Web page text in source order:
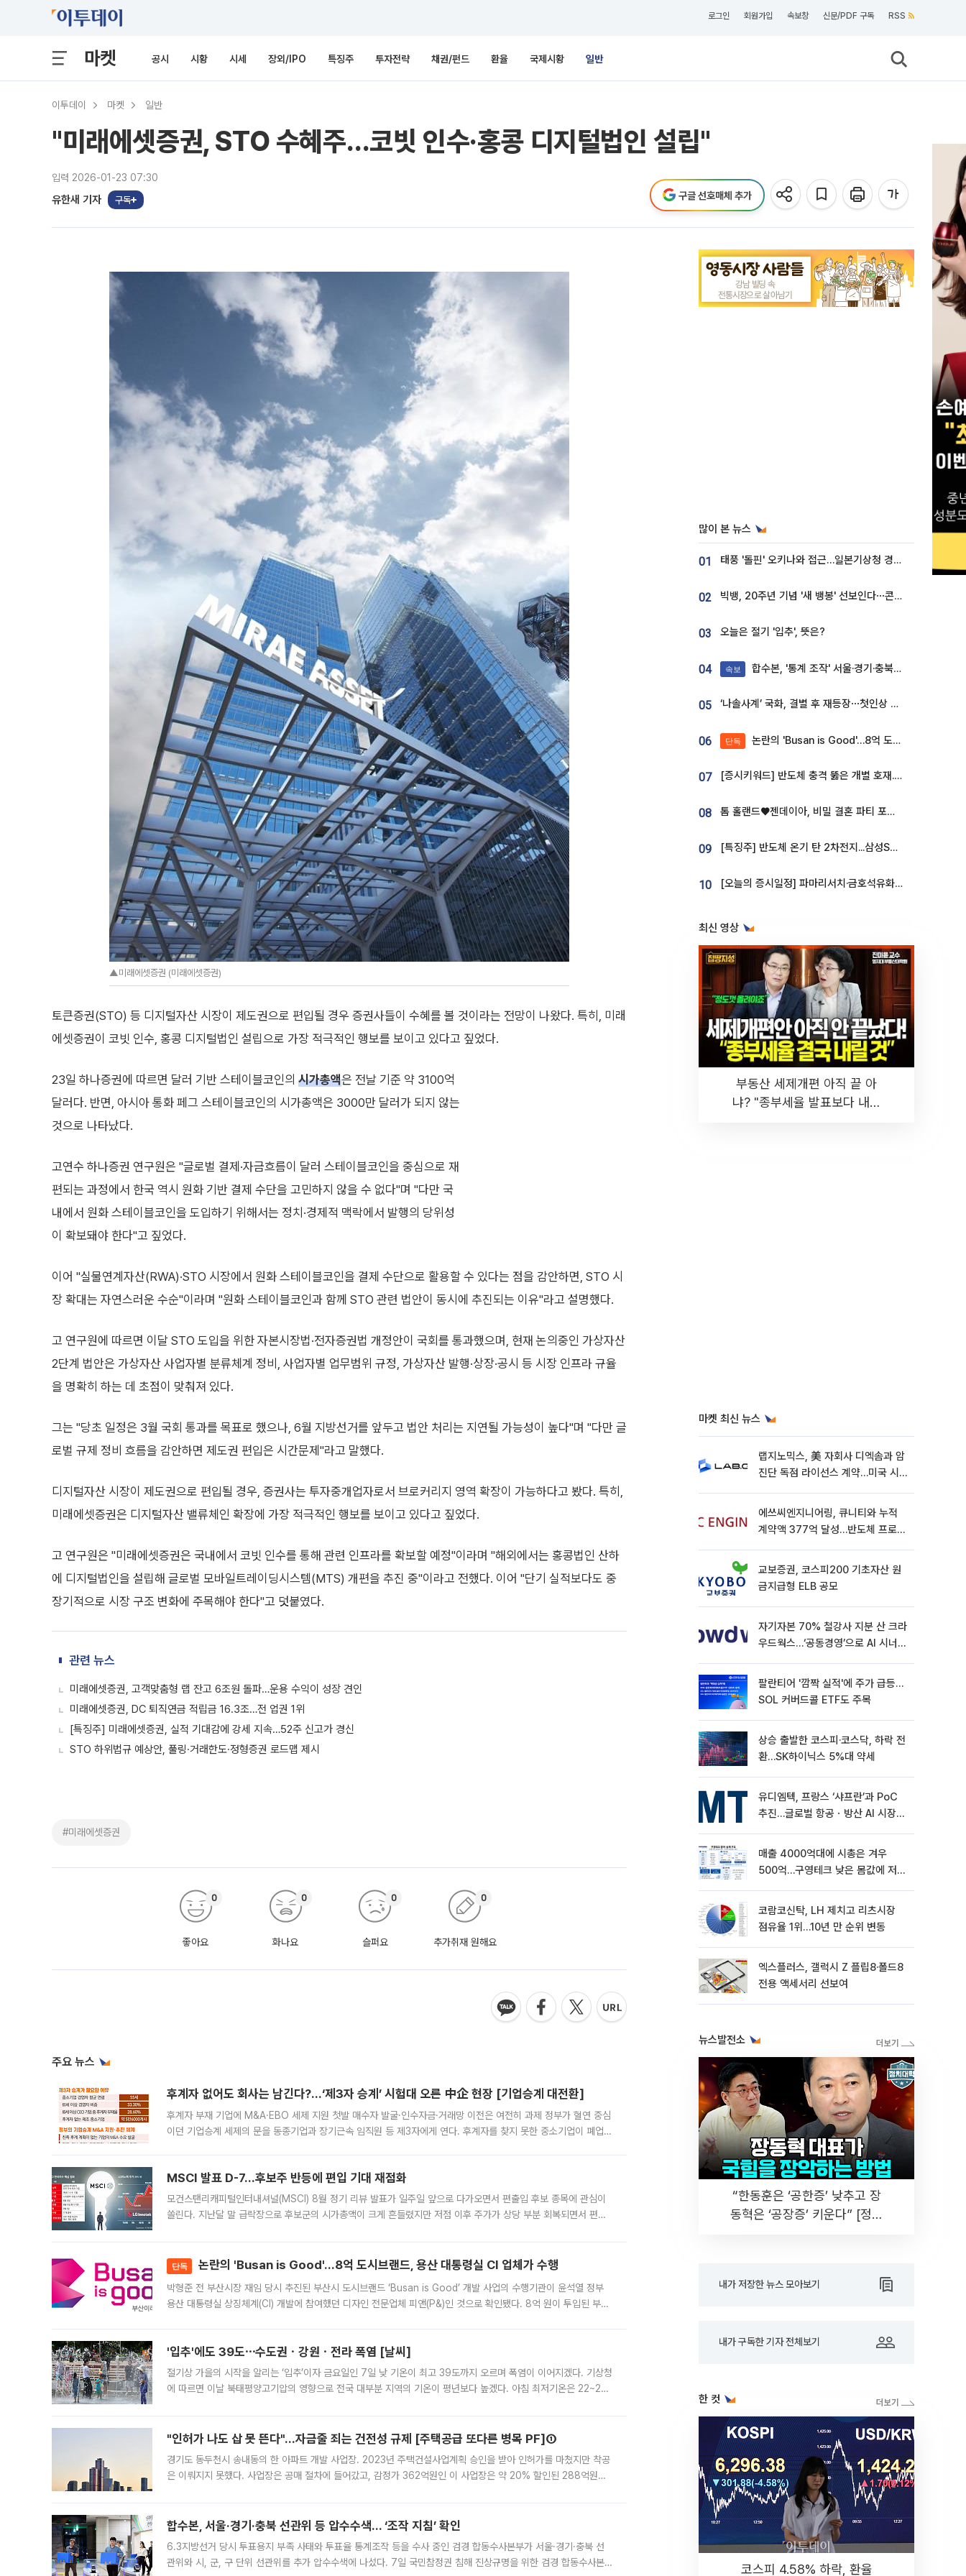
로그인 회원가입 속보창 신문/PDF 구독 RSS
마켓 공시 시황 시세 장외/IPO 특징주 투자전략 채권/펀드 환율 국제시황 일반
이투데이 마켓 일반
"미래에셋증권, STO 수혜주…코빗 인수·홍콩 디지털법인 설립"
입력 2026-01-23 07:30
유한새 기자 구독 구글 선호매체 추가
▲미래에셋증권 (미래에셋증권)
토큰증권(STO) 등 디지털자산 시장이 제도권으로 편입될 경우 증권사들이 수혜를 볼 것이라는 전망이 나왔다. 특히, 미래
에셋증권이 코빗 인수, 홍콩 디지털법인 설립으로 가장 적극적인 행보를 보이고 있다고 짚었다.
23일 하나증권에 따르면 달러 기반 스테이블코인의 시가총액은 전날 기준 약 3100억
달러다. 반면, 아시아 통화 페그 스테이블코인의 시가총액은 3000만 달러가 되지 않는
것으로 나타났다.
고연수 하나증권 연구원은 "글로벌 결제·자금흐름이 달러 스테이블코인을 중심으로 재
편되는 과정에서 한국 역시 원화 기반 결제 수단을 고민하지 않을 수 없다"며 "다만 국
내에서 원화 스테이블코인을 도입하기 위해서는 정치·경제적 맥락에서 발행의 당위성
이 확보돼야 한다"고 짚었다.
이어 "실물연계자산(RWA)·STO 시장에서 원화 스테이블코인을 결제 수단으로 활용할 수 있다는 점을 감안하면, STO 시
장 확대는 자연스러운 수순"이라며 "원화 스테이블코인과 함께 STO 관련 법안이 동시에 추진되는 이유"라고 설명했다.
고 연구원에 따르면 이달 STO 도입을 위한 자본시장법·전자증권법 개정안이 국회를 통과했으며, 현재 논의중인 가상자산
2단계 법안은 가상자산 사업자별 분류체계 정비, 사업자별 업무범위 규정, 가상자산 발행·상장·공시 등 시장 인프라 규율
을 명확히 하는 데 초점이 맞춰져 있다.
그는 "당초 일정은 3월 국회 통과를 목표로 했으나, 6월 지방선거를 앞두고 법안 처리는 지연될 가능성이 높다"며 "다만 글
로벌 규제 정비 흐름을 감안하면 제도권 편입은 시간문제"라고 말했다.
디지털자산 시장이 제도권으로 편입될 경우, 증권사는 투자중개업자로서 브로커리지 영역 확장이 가능하다고 봤다. 특히,
미래에셋증권은 디지털자산 밸류체인 확장에 가장 적극적인 행보를 보이고 있다고 짚었다.
고 연구원은 "미래에셋증권은 국내에서 코빗 인수를 통해 관련 인프라를 확보할 예정"이라며 "해외에서는 홍콩법인 산하
에 디지털법인을 설립해 글로벌 모바일트레이딩시스템(MTS) 개편을 추진 중"이라고 전했다. 이어 "단기 실적보다도 중
장기적으로 시장 구조 변화에 주목해야 한다"고 덧붙였다.
관련 뉴스
미래에셋증권, 고객맞춤형 랩 잔고 6조원 돌파…운용 수익이 성장 견인
미래에셋증권, DC 퇴직연금 적립금 16.3조…전 업권 1위
[특징주] 미래에셋증권, 실적 기대감에 강세 지속…52주 신고가 경신
STO 하위법규 예상안, 풀링·거래한도·정형증권 로드맵 제시
#미래에셋증권
좋아요
0
화나요
0
슬퍼요
0
추가취재 원해요
0
주요 뉴스
후계자 없어도 회사는 남긴다?…‘제3자 승계’ 시험대 오른 中企 현장 [기업승계 대전환]
후계자 부재 기업에 M&A·EBO 세제 지원 첫발 매수자 발굴·인수자금·거래망 이전은 여전히 과제 정부가 혈연 중심
이던 기업승계 세제의 문을 동종기업과 장기근속 임직원 등 제3자에게 연다. 후계자를 찾지 못한 중소기업이 폐업
MSCI 발표 D-7…후보주 반등에 편입 기대 재점화
모건스탠리캐피털인터내셔널(MSCI) 8월 정기 리뷰 발표가 일주일 앞으로 다가오면서 편출입 후보 종목에 관심이
쏠린다. 지난달 말 급락장으로 후보군의 시가총액이 크게 흔들렸지만 저점 이후 주가가 상당 부분 회복되면서 편입
단독 논란의 'Busan is Good'…8억 도시브랜드, 용산 대통령실 CI 업체가 수행
박형준 전 부산시장 재임 당시 추진된 부산시 도시브랜드 ‘Busan is Good’ 개발 사업의 수행기관이 윤석열 정부
용산 대통령실 상징체계(CI) 개발에 참여했던 디자인 전문업체 피앤(P&)인 것으로 확인됐다. 8억 원이 투입된 부산
'입추'에도 39도⋯수도권ㆍ강원ㆍ전라 폭염 [날씨]
절기상 가을의 시작을 알리는 ‘입추’이자 금요일인 7일 낮 기온이 최고 39도까지 오르며 폭염이 이어지겠다. 기상청
에 따르면 이날 북태평양고기압의 영향으로 전국 대부분 지역의 기온이 평년보다 높겠다. 아침 최저기온은 22~27
"인허가 나도 삽 못 뜬다"…자금줄 죄는 건전성 규제 [주택공급 또다른 병목 PF]①
경기도 동두천시 송내동의 한 아파트 개발 사업장. 2023년 주택건설사업계획 승인을 받아 인허가를 마쳤지만 착공
은 이뤄지지 못했다. 사업장은 공매 절차에 들어갔고, 감정가 362억원인 이 사업장은 약 20% 할인된 288억원에
합수본, 서울·경기·충북 선관위 등 압수수색… ‘조작 지침’ 확인
6.3지방선거 당시 투표용지 부족 사태와 투표율 통계조작 등을 수사 중인 검경 합동수사본부가 서울·경기·충북 선
관위와 시, 군, 구 단위 선관위를 추가 압수수색에 나섰다. 7일 국민참정권 침해 진상규명을 위한 검경 합동수사본
많이 본 뉴스
01 태풍 '돌핀' 오키나와 접근…일본기상청 경로 업데이트
02 빅뱅, 20주년 기념 '새 뱅봉' 선보인다⋯콘서트 앞두고 팝업 개최
03 오늘은 절기 '입추', 뜻은?
04 속보 합수본, '통계 조작' 서울·경기·충북 선관위 등 추가 압수수색
05 ‘나솔사계’ 국화, 결별 후 재등장⋯첫인상 투표 휩쓸고 ‘인기녀’ 등극
06 단독 논란의 'Busan is Good'…8억 도시브랜드, 용산 대통령실 CI 업체가 수행
07 [증시키워드] 반도체 충격 뚫은 개별 호재...포스코퓨처엠·에코프로·한화솔루션 '눈길'
08 톰 홀랜드♥젠데이아, 비밀 결혼 파티 포착⋯호텔 대관비만 9억
09 [특징주] 반도체 온기 탄 2차전지...삼성SDI, 장 초반 7% 넘게 껑충
10 [오늘의 증시일정] 파마리서치·금호석유화학·코오롱인더·상상인증권 등
최신 영상
부동산 세제개편 아직 끝 아
냐? "종부세율 발표보다 내릴
마켓 최신 뉴스
랩지노믹스, 美 자회사 디엑솜과 암
진단 독점 라이선스 계약…미국 시
에쓰씨엔지니어링, 큐니티와 누적
계약액 377억 달성…반도체 프로젝
교보증권, 코스피200 기초자산 원
금지급형 ELB 공모
자기자본 70% 철강사 지분 산 크라
우드웍스…‘공동경영’으로 AI 시너지
팔란티어 '깜짝 실적'에 주가 급등…
SOL 커버드콜 ETF도 주목
상승 출발한 코스피·코스닥, 하락 전
환…SK하이닉스 5%대 약세
유디엠텍, 프랑스 ‘샤프란’과 PoC
추진…글로벌 항공ㆍ방산 AI 시장
매출 4000억대에 시총은 겨우
500억…구영테크 낮은 몸값에 저가
코람코신탁, LH 제치고 리츠시장
점유율 1위…10년 만 순위 변동
엑스플러스, 갤럭시 Z 플립8·폴드8
전용 액세서리 선보여
뉴스발전소
“한동훈은 ‘공한증’ 낮추고 장
동혁은 ‘공장증’ 키운다” [정치
내가 저장한 뉴스 모아보기
내가 구독한 기자 전체보기
한 컷
코스피 4.58% 하락, 환율